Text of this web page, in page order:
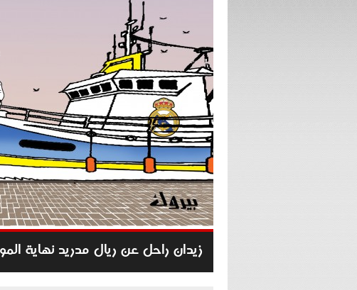
زيدان راحل عن ريال مدريد نهاية